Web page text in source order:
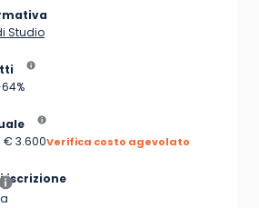
Studio
€ 3.600Verifica costo agevolato
iscrizione